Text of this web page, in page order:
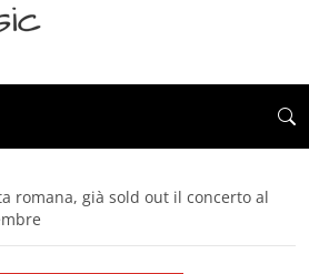
romana, già sold out il concerto al